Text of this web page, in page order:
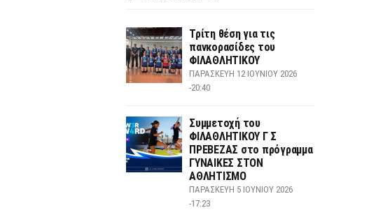
Τρίτη θέση για τις
πανκορασίδες του
ΦΙΛΑΘΛΗΤΙΚΟΥ
ΠΑΡΑΣΚΕΥΉ 12 ΙΟΥΝΊΟΥ 2026
-20:40
Συμμετοχή του
ΦΙΛΑΘΛΗΤΙΚΟΥ Γ Σ
ΠΡΕΒΕΖΑΣ στο πρόγραμμα
ΓΥΝΑΙΚΕΣ ΣΤΟΝ
ΑΘΛΗΤΙΣΜΟ
ΠΑΡΑΣΚΕΥΉ 5 ΙΟΥΝΊΟΥ 2026
-17:23